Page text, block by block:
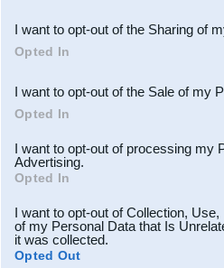
Downstream Participants
third parties.
I want to opt-out of the Sharing of
Opted In
I want to opt-out of the Sale of my
Opted In
I want to opt-out of processing my
Advertising.
Opted In
I want to opt-out of Collection,
of my Personal Data that Is
it was collected.
Opted Out